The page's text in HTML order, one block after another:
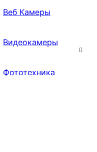
Веб Камеры
Видеокамеры
Фототехника